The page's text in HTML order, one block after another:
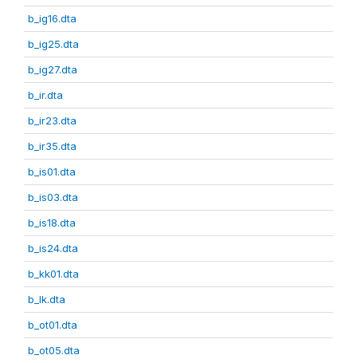
b_ig16.dta
b_ig25.dta
b_ig27.dta
b_ir.dta
b_ir23.dta
b_ir35.dta
b_is01.dta
b_is03.dta
b_is18.dta
b_is24.dta
b_kk01.dta
b_lk.dta
b_ot01.dta
b_ot05.dta